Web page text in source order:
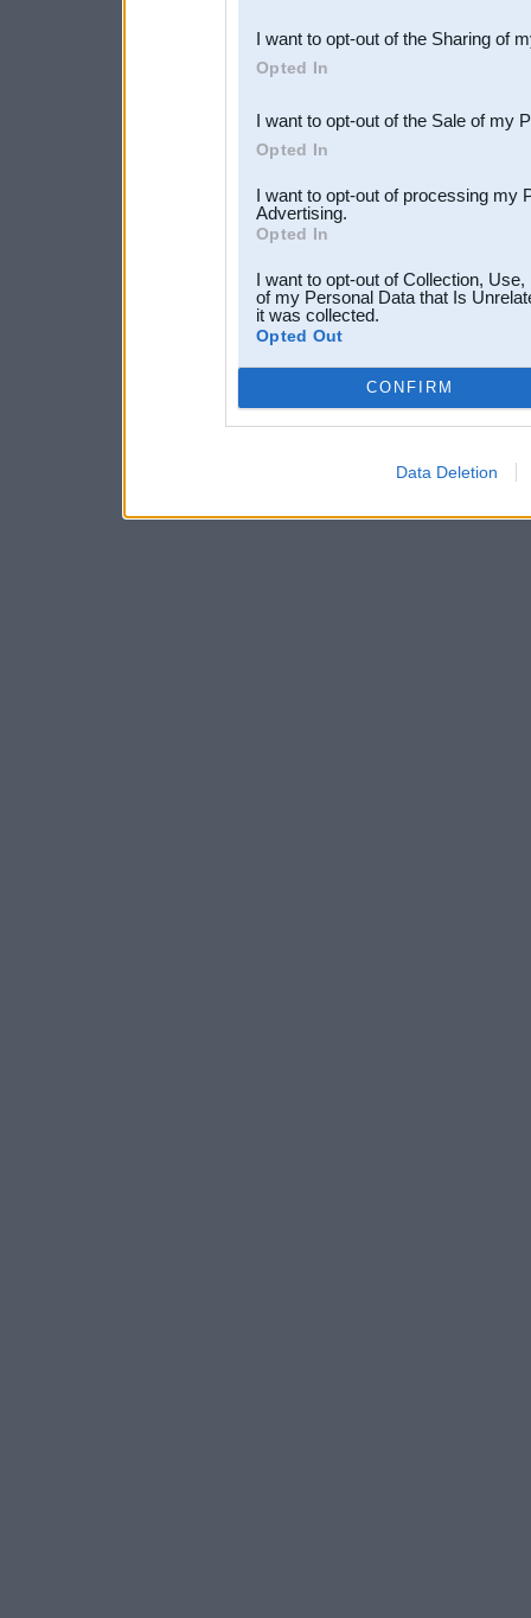
Downstream Participants
third parties.
I want to opt-out of the Sharing of
Opted In
I want to opt-out of the Sale of my
Opted In
I want to opt-out of processing my
Advertising.
Opted In
I want to opt-out of Collection,
of my Personal Data that Is
it was collected.
Opted Out
CONFIRM
Data Deletion